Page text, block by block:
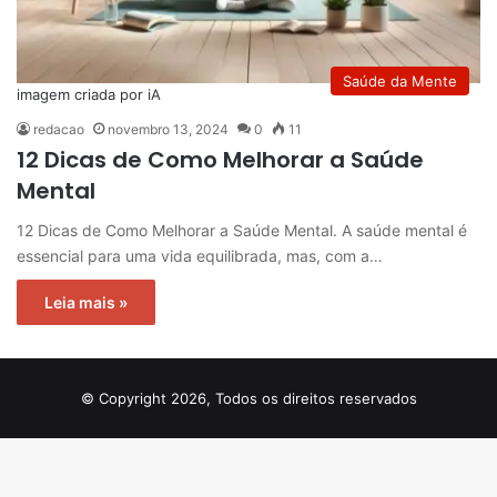
Saúde da Mente
imagem criada por iA
redacao novembro 13, 2024 0 11
12 Dicas de Como Melhorar a Saúde
Mental
12 Dicas de Como Melhorar a Saúde Mental. A saúde mental é
essencial para uma vida equilibrada, mas, com a…
Leia mais »
© Copyright 2026, Todos os direitos reservados